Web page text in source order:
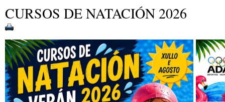
CURSOS DE NATACIÓN 2026